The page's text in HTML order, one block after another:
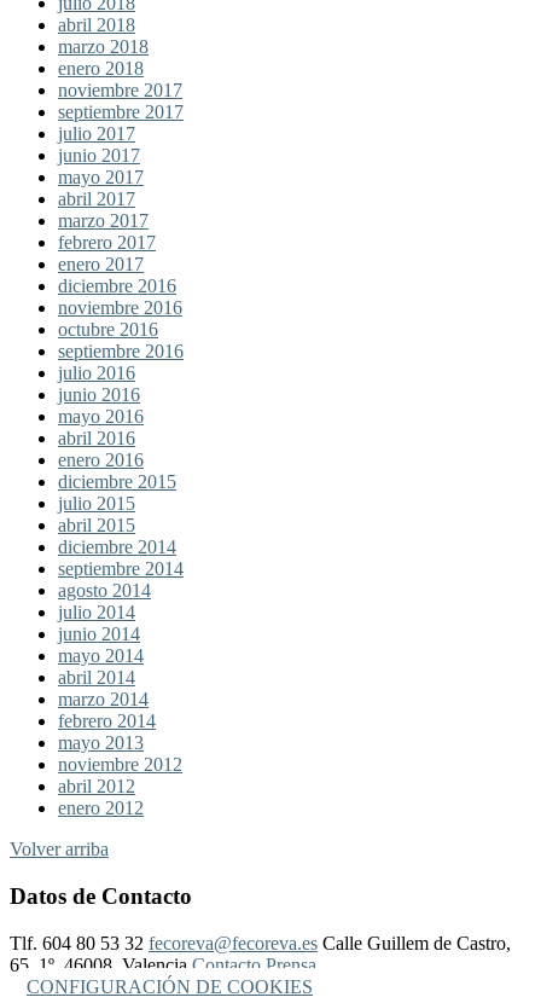
abril 2018
marzo 2018
enero 2018
noviembre 2017
septiembre 2017
julio 2017
junio 2017
mayo 2017
abril 2017
marzo 2017
febrero 2017
enero 2017
diciembre 2016
noviembre 2016
octubre 2016
septiembre 2016
julio 2016
junio 2016
mayo 2016
abril 2016
enero 2016
diciembre 2015
julio 2015
abril 2015
diciembre 2014
septiembre 2014
agosto 2014
julio 2014
junio 2014
mayo 2014
abril 2014
marzo 2014
febrero 2014
mayo 2013
noviembre 2012
abril 2012
enero 2012
Volver arriba
Datos de Contacto
Tlf. 604 80 53 32 fecoreva@fecoreva.es Calle Guillem de Castro,
65, 1º, 46008, Valencia Contacto Prensa
CONFIGURACIÓN DE COOKIES